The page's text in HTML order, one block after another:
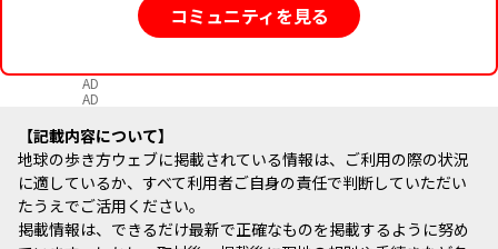
コミュニティを見る
AD
AD
記載内容について
地球の歩き方ウェブに掲載されている情報は、ご利用の際の状況
に適しているか、すべて利用者ご自身の責任で判断していただい
たうえでご活用ください。
掲載情報は、できるだけ最新で正確なものを掲載するように努め